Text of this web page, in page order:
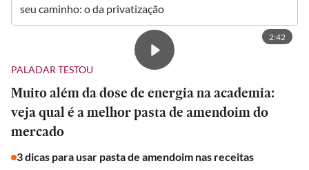
seu caminho: o da privatização
2:42
PALADAR TESTOU
Muito além da dose de energia na academia:
veja qual é a melhor pasta de amendoim do
mercado
3 dicas para usar pasta de amendoim nas receitas